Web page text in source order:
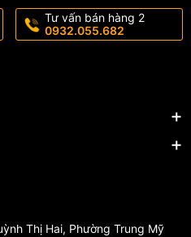
Tư vấn bán hàng 2
0932.055.682
Thị Hai, Phường Trung Mỹ